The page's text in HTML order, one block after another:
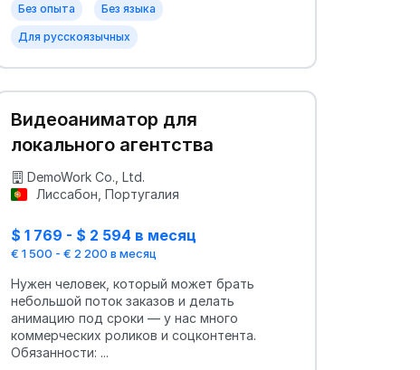
Без опыта Без языка
Для русскоязычных
Видеоаниматор для
локального агентства
DemoWork Co., Ltd.
Лиссабон, Португалия
$ 1 769 - $ 2 594 в месяц
€ 1 500 - € 2 200 в месяц
Нужен человек, который может брать
небольшой поток заказов и делать
анимацию под сроки — у нас много
коммерческих роликов и соцконтента.
Обязанности: ...